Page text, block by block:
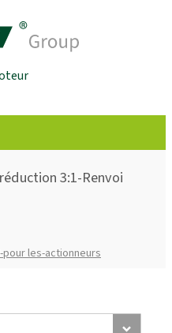
3:1-Renvoi
pour les-actionneurs